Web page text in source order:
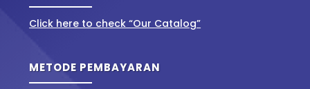
Click here to check “Our Catalog”
METODE PEMBAYARAN